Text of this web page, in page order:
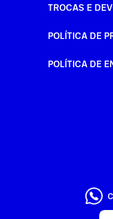
TROCAS E
POLÍTICA DE
POLÍTICA DE